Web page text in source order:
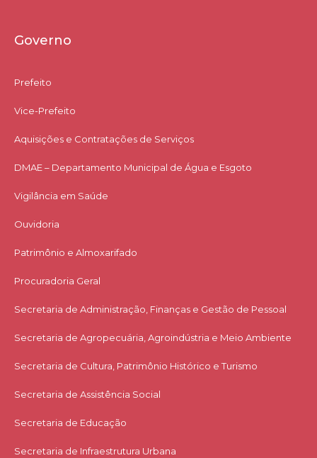
Governo
Prefeito
Vice-Prefeito
Aquisições e Contratações de Serviços​
DMAE – Departamento Municipal de Água e Esgoto
Vigilância em Saúde
Ouvidoria
Patrimônio e Almoxarifado
Procuradoria Geral
Secretaria de Administração, Finanças e Gestão de Pessoal
Secretaria de Agropecuária, Agroindústria e Meio Ambiente
Secretaria de Cultura, Patrimônio Histórico e Turismo
Secretaria de Assistência Social
Secretaria de Educação
Secretaria de Infraestrutura Urbana